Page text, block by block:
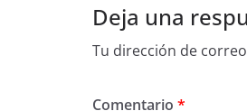
Deja una
Tu dirección de
Comentario *